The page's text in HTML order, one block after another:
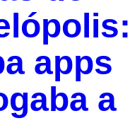
apps
a